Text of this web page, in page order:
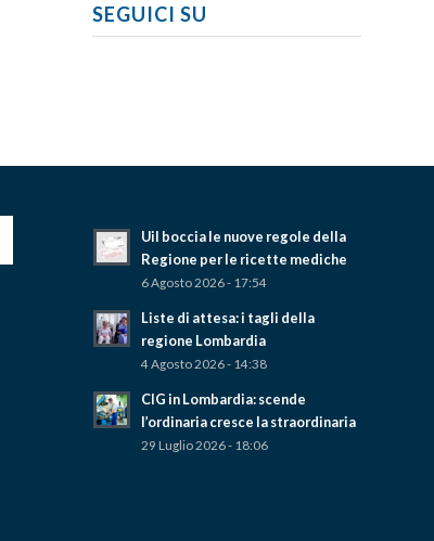
SEGUICI SU
Uil boccia le nuove regole della
Regione per le ricette mediche
6 Agosto 2026 - 17:54
Liste di attesa: i tagli della
regione Lombardia
4 Agosto 2026 - 14:38
CIG in Lombardia: scende
l’ordinaria cresce la straordinaria
29 Luglio 2026 - 18:06